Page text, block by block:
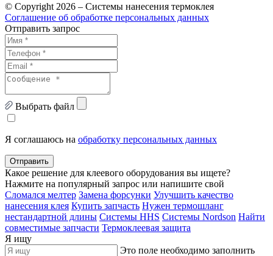
© Copyright 2026 – Системы нанесения термоклея
Соглашение об обработке персональных данных
Отправить запрос
Выбрать файл
Я соглашаюсь на обработку персональных данных
Отправить
Какое решение для клеевого оборудования вы ищете?
Нажмите на популярный запрос или напишите свой
Сломался мелтер Замена форсунки Улучшить качество
нанесения клея Купить запчасть Нужен термошланг
нестандартной длины Системы HHS Системы Nordson Найти
совместимые запчасти Термоклеевая защита
Я ищу
Это поле необходимо заполнить